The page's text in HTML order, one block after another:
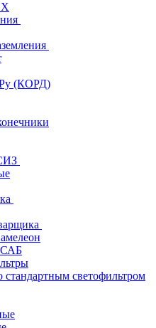
(КОРД)
стандартным светофильтром